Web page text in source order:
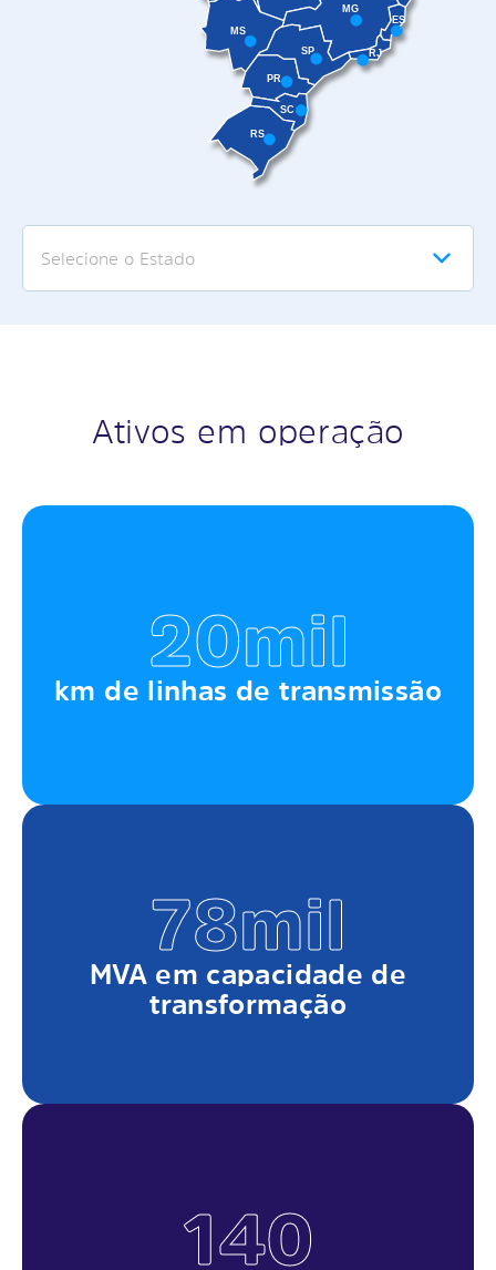
ES
MG
MS
PR
RJ
RS
SC
SP
Selecione o Estado
Ativos em operação
20mil
km de linhas de transmissão
78mil
MVA em capacidade de
transformação
140